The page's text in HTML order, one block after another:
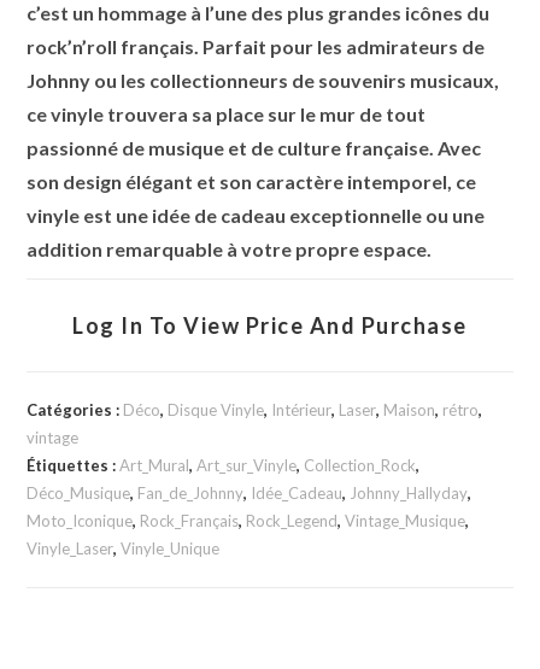
c’est un hommage à l’une des plus grandes icônes du
rock’n’roll français. Parfait pour les admirateurs de
Johnny ou les collectionneurs de souvenirs musicaux,
ce vinyle trouvera sa place sur le mur de tout
passionné de musique et de culture française. Avec
son design élégant et son caractère intemporel, ce
vinyle est une idée de cadeau exceptionnelle ou une
addition remarquable à votre propre espace.
Log In To View Price And Purchase
Catégories : Déco, Disque Vinyle, Intérieur, Laser, Maison, rétro,
vintage
Étiquettes :Art_Mural,Art_sur_Vinyle, Collection_Rock,
Déco_Musique, Fan_de_Johnny, Idée_Cadeau, Johnny_Hallyday,
Moto_Iconique, Rock_Français, Rock_Legend,Vintage_Musique,
Vinyle_Laser,Vinyle_Unique